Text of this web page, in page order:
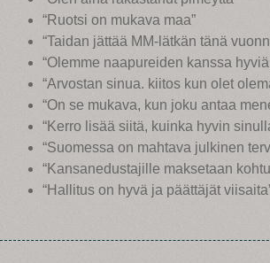
“Ruotsi on mukava maa”
“Taidan jättää MM-lätkän tänä
“Olemme naapureiden kanssa
“Arvostan sinua. kiitos kun olet
“On se mukava, kun joku antaa
“Kerro lisää siitä, kuinka hyvin
“Suomessa on mahtava julkinen
“Kansanedustajille maksetaan
“Hallitus on hyvä ja päättäjät